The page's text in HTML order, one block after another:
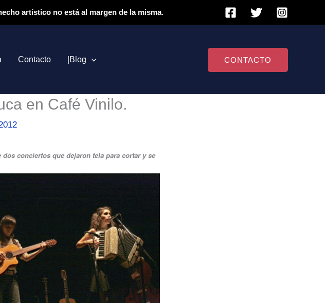
artístico no está al margen de la misma.
Contacto |Blog CONTACTO
en Café Vinilo.
conciertos que dejaron tela para cortar y se